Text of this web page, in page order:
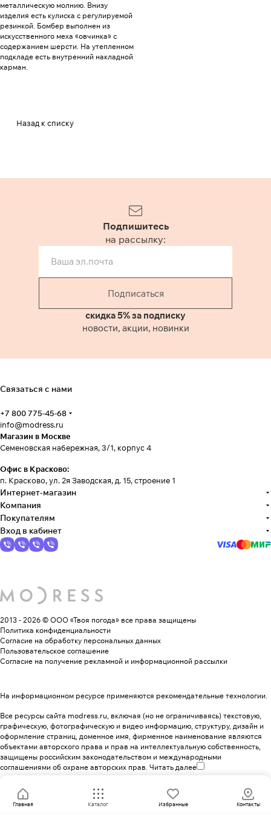
металлическую молнию. Внизу
изделия есть кулиска с регулируемой
резинкой. Бомбер выполнен из
искусственного меха «овчинка» с
содержанием шерсти. На утепленном
подкладе есть внутренний накладной
карман.
Назад к списку
Подпишитесь
на рассылку:
Подписаться
скидка 5% за подписку
новости, акции, новинки
Связаться с нами
+7 800 775-45-68
info@modress.ru
Магазин в Москве
Семеновская набережная, 3/1, корпус 4
Офис в Красково:
п. Красково, ул. 2я Заводская, д. 15, строение 1
Интернет-магазин
Компания
Покупателям
Вход в кабинет
2013 - 2026 © ООО «Твоя погода» все права защищены
Политика конфиденциальности
Согласие на обработку персональных данных
Пользовательское соглашение
Согласие на получение рекламной и информационной рассылки
На информационном ресурсе применяются рекомендательные технологии.
Все ресурсы сайта modress.ru, включая (но не ограничиваясь) текстовую,
графическую, фотографическую и видео информацию, структуру, дизайн и
оформление страниц, доменное имя, фирменное наименование являются
объектами авторского права и прав на интеллектуальную собственность,
защищены российским законодательством и международными
соглашениями об охране авторских прав. Читать далее
Главная Каталог Избранные Контакты